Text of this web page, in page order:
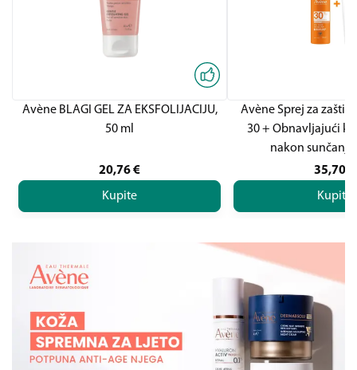
Avène BLAGI GEL ZA EKSFOLIJACIJU,
50 ml
20,76€
Kupite
Avène Sprej za
30 + Obnavljajući
nakon sunčanja
35,70
Kupite